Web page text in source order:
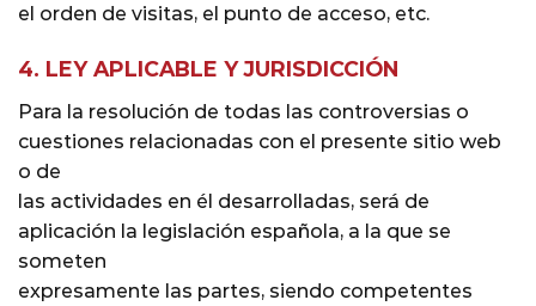
el orden de visitas, el punto de acceso, etc.
4. LEY APLICABLE Y JURISDICCIÓN
Para la resolución de todas las controversias o
cuestiones relacionadas con el presente sitio web
o de
las actividades en él desarrolladas, será de
aplicación la legislación española, a la que se
someten
expresamente las partes, siendo competentes